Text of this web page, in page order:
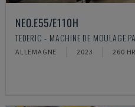
NEO.E55/E110H
TEDERIC - MACHINE DE MOULAGE
ALLEMAGNE 2023 260